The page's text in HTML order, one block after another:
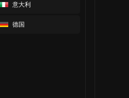
意大利
德国